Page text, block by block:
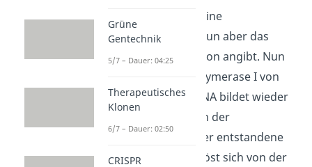
handelt es sich um eine
Basensequenz, die nun aber das
Ende der Transkription angibt. Nun
löst sich die RNA-Polymerase I von
der rDNA und die DNA bildet wieder
ihr gewundene Form der
Doppelhelix. Auch der entstandene
Nukleotidenstrang löst sich von der
Grüne
Gentechnik
5/7 – Dauer: 04:25
Therapeutisches
Klonen
6/7 – Dauer: 02:50
CRISPR